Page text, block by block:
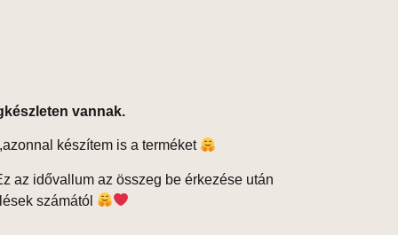
vannak.
készítem is a terméket
az idővallum az összeg be érkezése után
számától